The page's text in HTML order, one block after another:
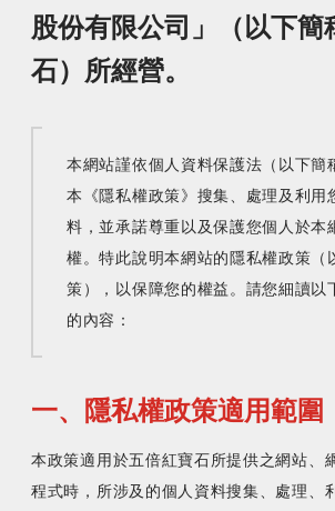
新聞稿
立即諮詢
02-2381-
台北市中正區襄陽路6
股份有限公司」（以下簡
石）所經營。
本網站謹依個人資料保護法（以下簡
本《隱私權政策》搜集、處理及利用
料，並承諾尊重以及保護您個人於本
權。特此說明本網站的隱私權政策（
策），以保障您的權益。請您細讀以
的內容：
一、隱私權政策適用範圍
本政策適用於五倍紅寶石所提供之網站、
程式時，所涉及的個人資料搜集、處理、